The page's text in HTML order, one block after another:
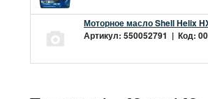
Моторное масло Shell Helix
Артикул: 550052791 | Код: